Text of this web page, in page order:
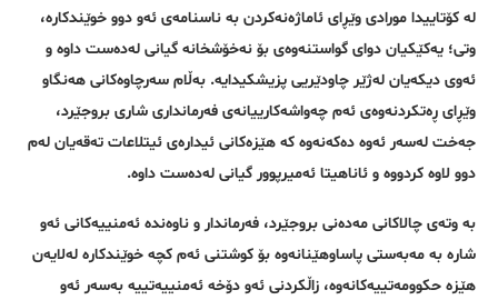
لە کۆتاییدا مورادی وێڕای ئاماژەنەکردن بە ناسنامەی ئەو دوو خوێندکارە،
وتی؛ یەکێکیان دوای گواستنەوەی بۆ نەخۆشخانە گیانی لەدەست داوە و
ئەوی دیکەیان لەژێر چاودێریی پزیشکیدایە. بەڵام سەرچاوەکانی هەنگاو
وێڕای ڕەتکردنەوەی ئەم چەواشەکارییانەی فەرمانداری شاری بروجێرد،
جەخت لەسەر ئەوە دەکەنەوە کە هێزەکانی ئیدارەی ئیتلاعات تەقەیان لەم
دوو لاوە کردووە و ئاناهیتا ئەمیرپوور گیانی لەدەست داوە.
بە وتەی چالاکانی مەدەنی بروجێرد، فەرماندار و ناوەندە ئەمنییەکانی ئەو
شارە بە مەبەستی پاساوهێنانەوە بۆ کوشتنی ئەم کچە خوێندکارە لەلایەن
هێزە حکوومەتییەکانەوە، زاڵکردنی ئەو دۆخە ئەمنییەتییە بەسەر ئەو